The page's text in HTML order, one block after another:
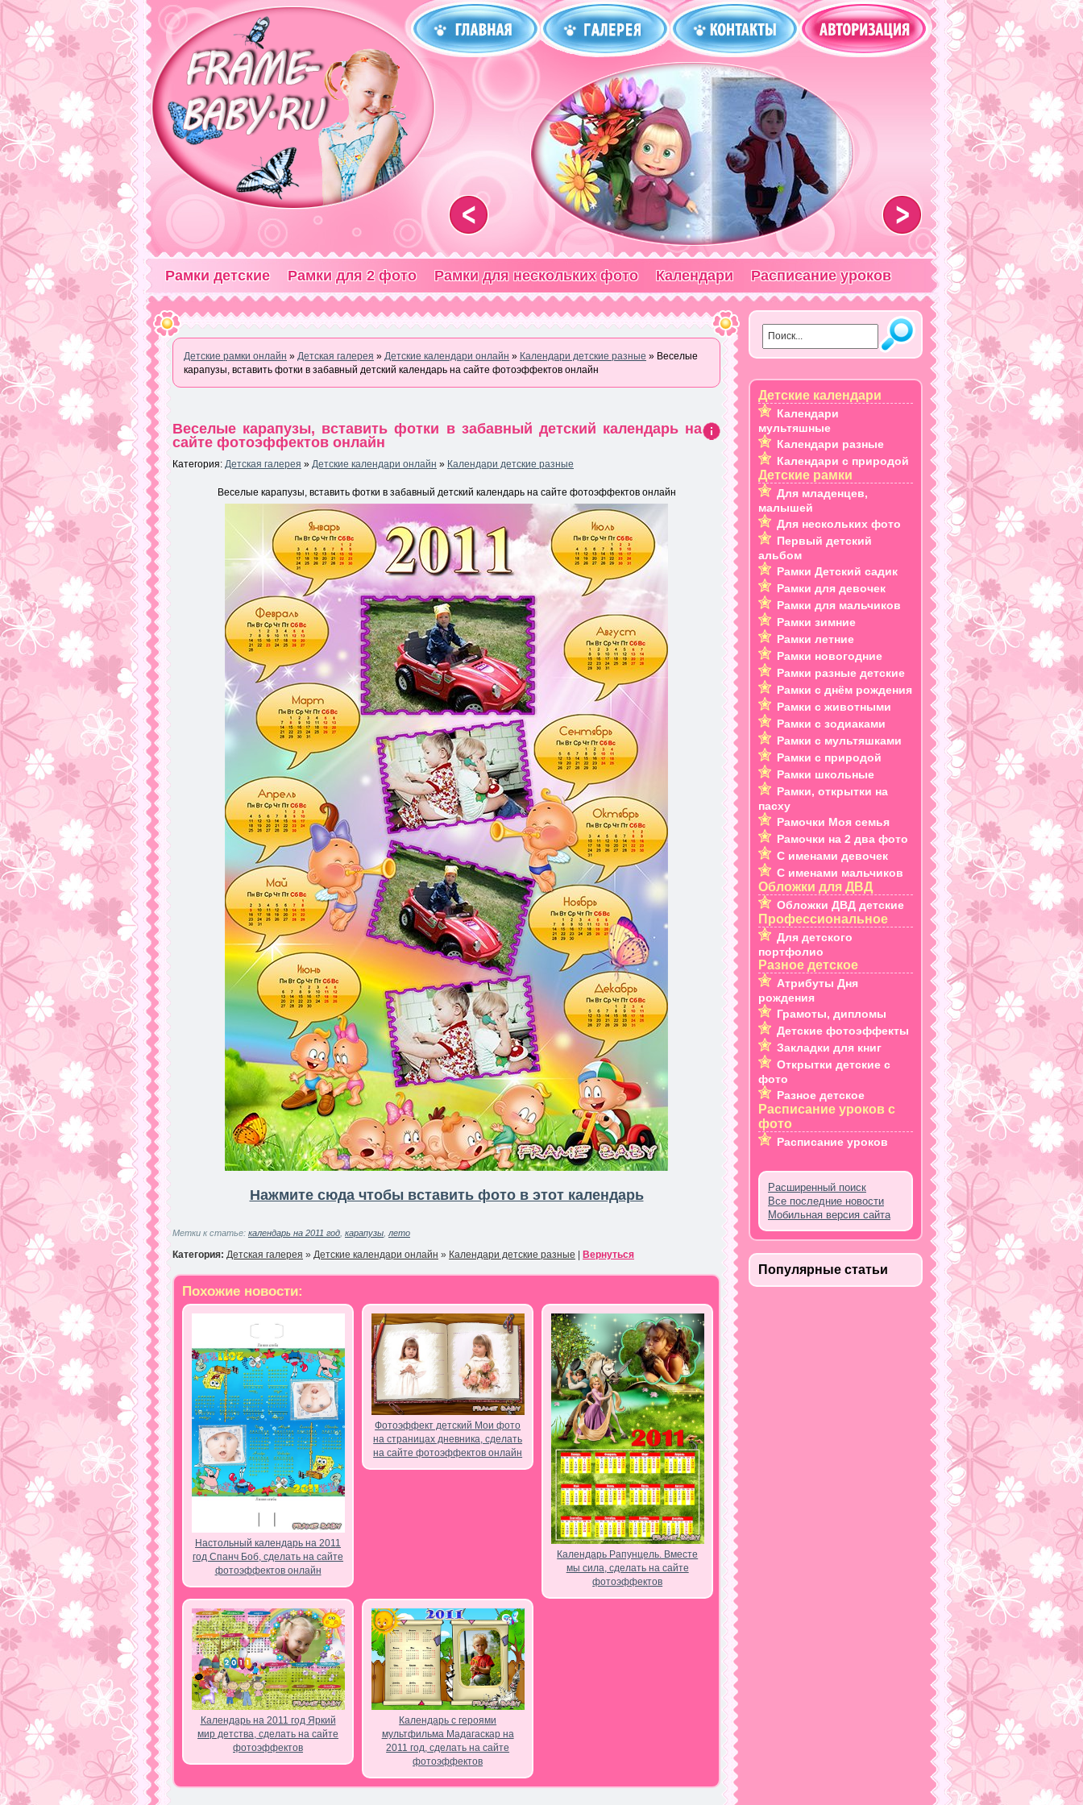
Рамки детские Рамки для 2 фото Рамки для нескольких фото Календари Расписание уроков
Детские рамки онлайн » Детская галерея » Детские календари онлайн » Календари детские разные » Веселые
карапузы, вставить фотки в забавный детский календарь на сайте фотоэффектов онлайн
Веселые карапузы, вставить фотки в забавный детский календарь на
сайте фотоэффектов онлайн
Категория: Детская галерея » Детские календари онлайн » Календари детские разные
Веселые карапузы, вставить фотки в забавный детский календарь на сайте фотоэффектов онлайн
Нажмите сюда чтобы вставить фото в этот календарь
Метки к статье: календарь на 2011 год карапузы лето
Категория: Детская галерея » Детские календари онлайн » Календари детские разные | Вернуться
Похожие новости:
Настольный календарь на 2011
год Спанч Боб, сделать на сайте
фотоэффектов онлайн
Фотоэффект детский Мои фото
на страницах дневника, сделать
на сайте фотоэффектов онлайн
Календарь Рапунцель. Вместе
мы сила, сделать на сайте
фотоэффектов
Календарь на 2011 год Яркий
мир детства, сделать на сайте
фотоэффектов
Календарь с героями
мультфильма Мадагаскар на
2011 год, сделать на сайте
фотоэффектов
Детские календари
Календари
мультяшные
Календари разные
Календари с природой
Детские рамки
Для младенцев,
малышей
Для нескольких фото
Первый детский
альбом
Рамки Детский садик
Рамки для девочек
Рамки для мальчиков
Рамки зимние
Рамки летние
Рамки новогодние
Рамки разные детские
Рамки с днём рождения
Рамки с животными
Рамки с зодиаками
Рамки с мультяшками
Рамки с природой
Рамки школьные
Рамки, открытки на
пасху
Рамочки Моя семья
Рамочки на 2 два фото
С именами девочек
С именами мальчиков
Обложки для ДВД
Обложки ДВД детские
Профессиональное
Для детского
портфолио
Разное детское
Атрибуты Дня
рождения
Грамоты, дипломы
Детские фотоэффекты
Закладки для книг
Открытки детские с
фото
Разное детское
Расписание уроков с
фото
Расписание уроков
Расширенный поиск
Все последние новости
Мобильная версия сайта
Популярные статьи